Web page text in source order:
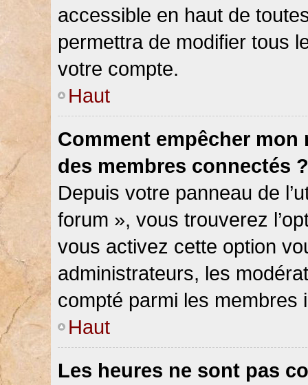
accessible en haut de
permettra de modifier tous
votre compte.
Haut
Comment empêcher mon
des membres connectés ?
Depuis votre panneau de
forum », vous trouverez
vous activez cette option
administrateurs, les
compté parmi les membres
Haut
Les heures ne sont pas